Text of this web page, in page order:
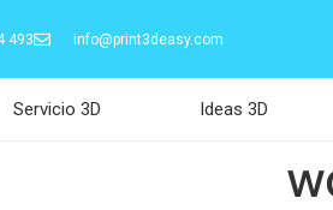
493 info@print3deasy.com
Servicio 3D Ideas 3D